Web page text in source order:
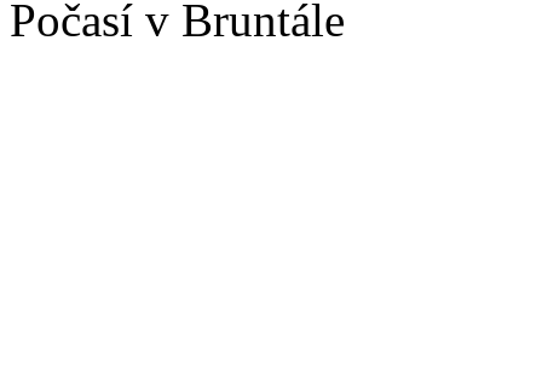
Počasí v Bruntále